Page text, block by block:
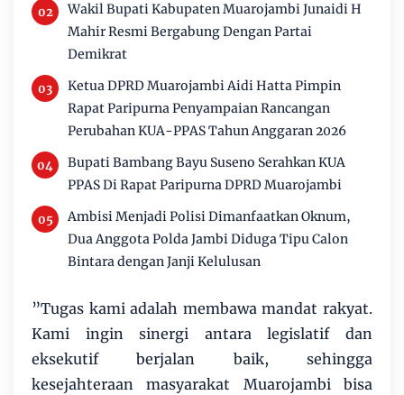
Wakil Bupati Kabupaten Muarojambi Junaidi H
Mahir Resmi Bergabung Dengan Partai
Demikrat
Ketua DPRD Muarojambi Aidi Hatta Pimpin
Rapat Paripurna Penyampaian Rancangan
Perubahan KUA-PPAS Tahun Anggaran 2026
Bupati Bambang Bayu Suseno Serahkan KUA
PPAS Di Rapat Paripurna DPRD Muarojambi
Ambisi Menjadi Polisi Dimanfaatkan Oknum,
Dua Anggota Polda Jambi Diduga Tipu Calon
Bintara dengan Janji Kelulusan
​”Tugas kami adalah membawa mandat rakyat.
Kami ingin sinergi antara legislatif dan
eksekutif berjalan baik, sehingga
kesejahteraan masyarakat Muarojambi bisa